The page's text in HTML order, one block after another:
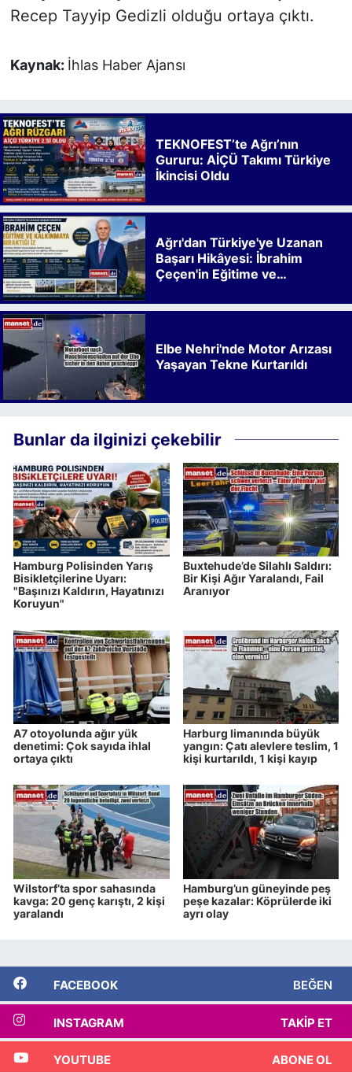
Recep Tayyip Gedizli olduğu ortaya çıktı.
Kaynak: İhlas Haber Ajansı
TEKNOFEST’te Ağrı’nın
Gururu: AİÇÜ Takımı Türkiye
İkincisi Oldu
Ağrı'dan Türkiye'ye Uzanan
Başarı Hikâyesi: İbrahim
Çeçen'in Eğitime ve
Elbe Nehri'nde Motor Arızası
Yaşayan Tekne Kurtarıldı
Bunlar da ilginizi çekebilir
Hamburg Polisinden Yarış
Bisikletçilerine Uyarı:
"Başınızı Kaldırın, Hayatınızı
Koruyun"
Buxtehude’de Silahlı Saldırı:
Bir Kişi Ağır Yaralandı, Fail
Aranıyor
A7 otoyolunda ağır yük
denetimi: Çok sayıda ihlal
ortaya çıktı
Harburg limanında büyük
yangın: Çatı alevlere teslim, 1
kişi kurtarıldı, 1 kişi kayıp
Wilstorf’ta spor sahasında
kavga: 20 genç karıştı, 2 kişi
yaralandı
Hamburg’un güneyinde peş
peşe kazalar: Köprülerde iki
ayrı olay
FACEBOOK BEĞEN
INSTAGRAM TAKIP ET
YOUTUBE ABONE OL